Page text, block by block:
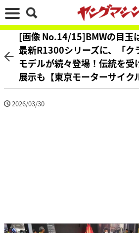
[画像 No.14/15]BMWの目玉
最新R1300シリーズに、「ク
モデルが続々登場！伝統を受
展示も【東京モーターサイク
2026/03/30